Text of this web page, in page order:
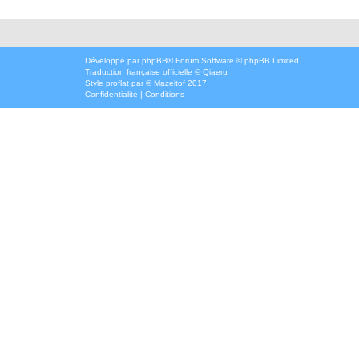
Développé par phpBB® Forum Software © phpBB Limited
Traduction française officielle ©Qiaeru
Style proflat par ©Mazeltof 2017
Confidentialité | Conditions